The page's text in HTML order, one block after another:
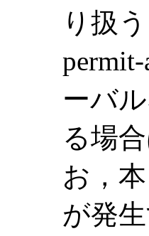
り扱
ーバ
る場
お，
が発